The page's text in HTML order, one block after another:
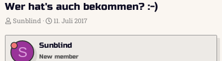
Wer hat's auch bekommen? :-)
E
s
t
e
Sunblind
E
s
t
e
11. Juli 2017
S Sunblind
New member